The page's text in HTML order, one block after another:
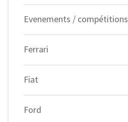
Evenements / compétitions
Ferrari
Fiat
Ford